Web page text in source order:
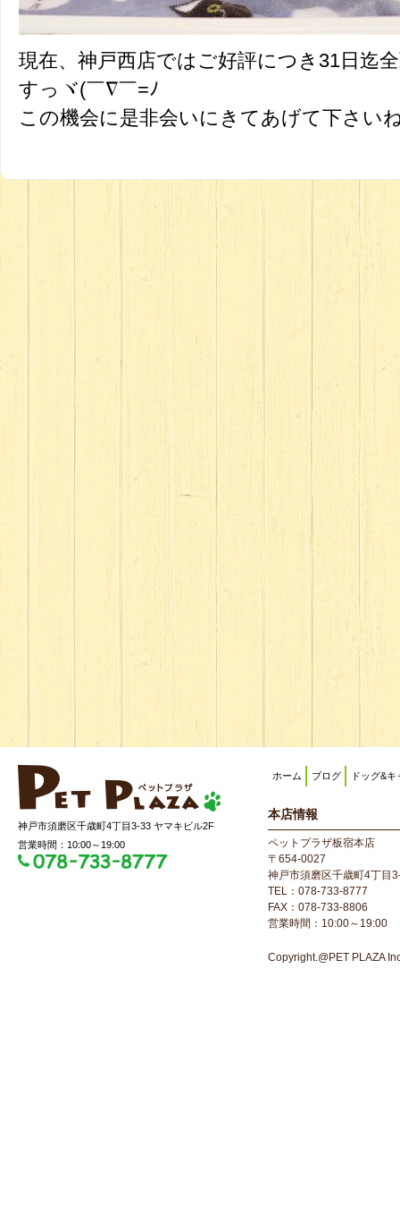
現在、神戸西店ではご好評につき31日迄
すっヾ(￣∇￣=ﾉ
この機会に是非会いにきてあげて下さい
神戸市須磨区千歳町4丁目3-33 ヤマキビル2F
営業時間：10:00～19:00
ホーム ブログ ドッグ&キ
本店情報
ペットプラザ板宿本店
〒654-0027
神戸市須磨区千歳町4丁目
TEL：078-733-8777
FAX：078-733-8806
営業時間：10:00～19:00
Copyright.@PET PLAZA